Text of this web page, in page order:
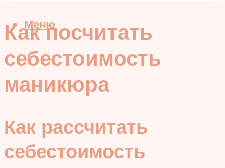
Меню
Как посчитать
себестоимость
маникюра
Как рассчитать
себестоимость